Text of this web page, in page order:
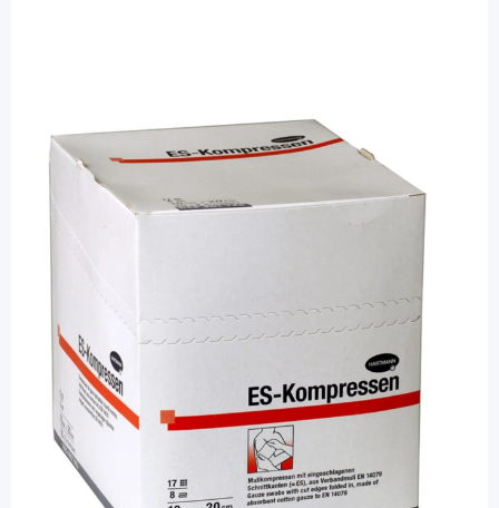
ES-Kompressen
ES-Kompressen 7,5 x 7,5 cm - 8fach -
unsterile Kompressen / 100 Stück
Besonderheiten
8fach gefaltet
luftdurchlässig, weich und geschmeidig
kann mehrfach aufgeklappt in größeren Formaten
verwendet werden